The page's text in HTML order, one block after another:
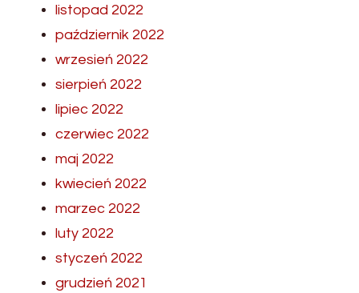
listopad 2022
październik 2022
wrzesień 2022
sierpień 2022
lipiec 2022
czerwiec 2022
maj 2022
kwiecień 2022
marzec 2022
luty 2022
styczeń 2022
grudzień 2021